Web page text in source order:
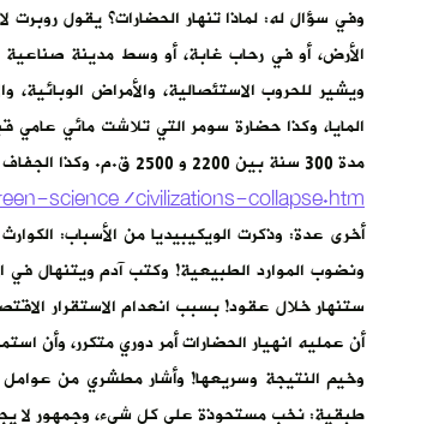
وفي سؤال له: لماذا تنهار الحضارات؟ يقول
الأرض، أو في رحاب غابة، أو وسط مدينة صناعية
ويشير للحروب الاستئصالية، والأمراض
المايا، وكذا حضارة سومر التي تلاشت مائي عامي
مدة 300 سنة بين 2200 و 2500 ق.م. وكذا الجفاف الذي ضر حضارة الخمير في كمبوديا، بين القرنين 9و15 حتى زالت وبادت! مترجمة عن:
science/civilizations-collapse.htm
أخرى عدة: وذكرت الويكيبيديا من الأسباب:
ستنهار خلال عقود! بسبب انعدام الاستقرار
أن عمليه انهيار الحضارات أمر دوري متكرر، وأن
وخيم النتيجة وسريعها! وأشار مطشري من عوامل
طبقية: نخب مستحوذة على كل شيء، وجمهور لا